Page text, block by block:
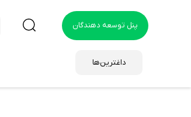
پنل توسعه دهندگان
داغترین‌ها